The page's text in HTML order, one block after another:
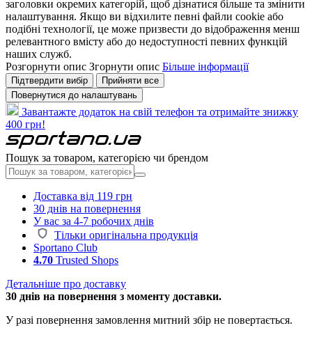
заголовки окремих категорій, щоб дізнатися більше та змінити
налаштування. Якщо ви відхилите певні файли cookie або
подібні технології, це може призвести до відображення менш
релевантного вмісту або до недоступності певних функцій
наших служб.
Розгорнути опис Згорнути опис Більше інформації
Підтвердити вибір
Прийняти все
Повернутися до налаштувань
Завантажте додаток на свій телефон та отримайте знижку
400 грн!
Пошук за товаром, категорією чи брендом
Доставка від 119 грн
30 днів на повернення
У вас за 4-7 робочих днів
Тільки оригінальна продукція
Sportano Club
4.70 Trusted Shops
Детальніше про доставку
30 днів на повернення з моменту доставки.
У разі повернення замовлення митний збір не повертається.